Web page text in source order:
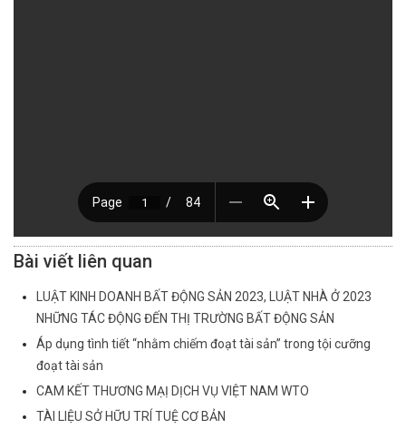
Bài viết liên quan
LUẬT KINH DOANH BẤT ĐỘNG SẢN 2023, LUẬT NHÀ Ở 2023
NHỮNG TÁC ĐỘNG ĐẾN THỊ TRƯỜNG BẤT ĐỘNG SẢN
Áp dụng tình tiết “nhằm chiếm đoạt tài sản” trong tội cưỡng
đoạt tài sản
CAM KẾT THƯƠNG MẠỊ DỊCH VỤ VIỆT NAM WTO
TÀI LIỆU SỞ HỮU TRÍ TUỆ CƠ BẢN